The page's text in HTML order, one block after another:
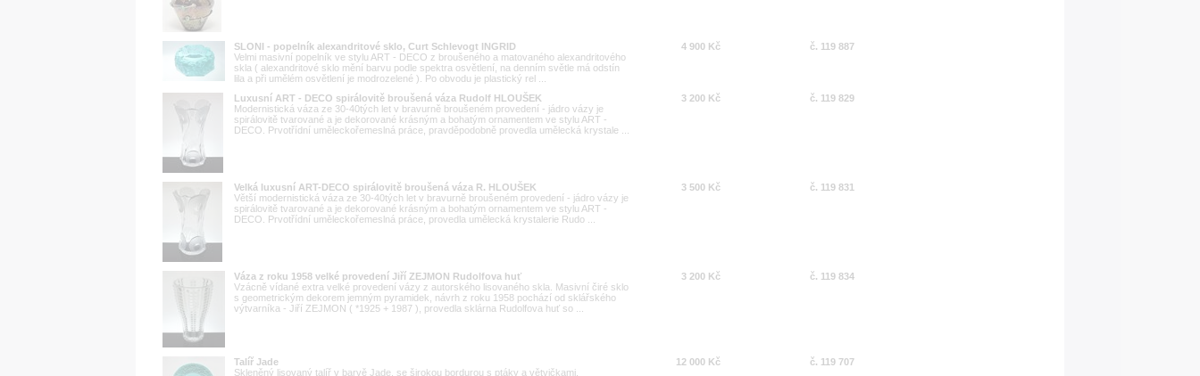
SLONI - popelník alexandritové sklo, Curt Schlevogt INGRID
Velmi masivní popelník ve stylu ART - DECO z broušeného a matovaného alexandritového
skla ( alexandritové sklo mění barvu podle spektra osvětlení, na denním světle má odstín
lila a při umělém osvětlení je modrozelené ). Po obvodu je plastický rel ...
4 900 Kč č. 119 887
Luxusní ART - DECO spirálovitě broušená váza Rudolf HLOUŠEK
Modernistická váza ze 30-40tých let v bravurně broušeném provedení - jádro vázy je
spirálovitě tvarované a je dekorované krásným a bohatým ornamentem ve stylu ART -
DECO. Prvotřídní uměleckořemeslná práce, pravděpodobně provedla umělecká krystale ...
3 200 Kč č. 119 829
Velká luxusní ART-DECO spirálovitě broušená váza R. HLOUŠEK
Větší modernistická váza ze 30-40tých let v bravurně broušeném provedení - jádro vázy je
spirálovitě tvarované a je dekorované krásným a bohatým ornamentem ve stylu ART -
DECO. Prvotřídní uměleckořemeslná práce, provedla umělecká krystalerie Rudo ...
3 500 Kč č. 119 831
Váza z roku 1958 velké provedení Jiří ZEJMON Rudolfova huť
Vzácně vídané extra velké provedení vázy z autorského lisovaného skla. Masivní čiré sklo
s geometrickým dekorem jemným pyramidek, návrh z roku 1958 pochází od sklářského
výtvarníka - Jiří ZEJMON ( *1925 + 1987 ), provedla sklárna Rudolfova huť so ...
3 200 Kč č. 119 834
Talíř Jade
Skleněný lisovaný talíř v barvě Jade, se širokou bordurou s ptáky a větvičkami.
12 000 Kč č. 119 707